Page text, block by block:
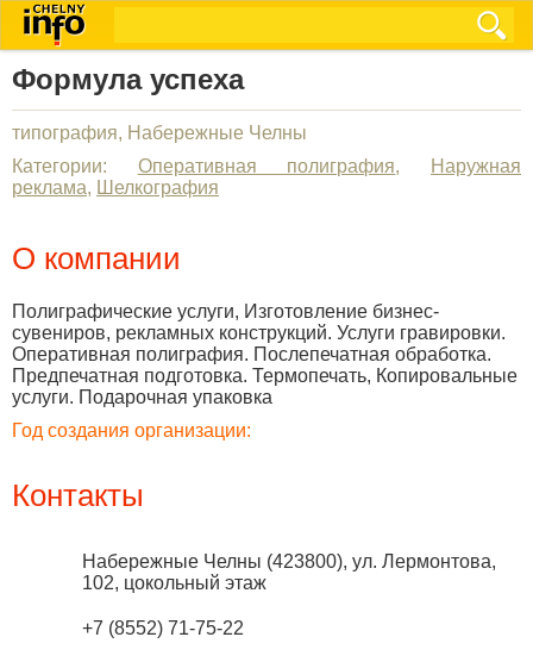
Формула успеха
типография, Набережные Челны
Категории: Оперативная полиграфия,
Наружная
реклама, Шелкография
О компании
Полиграфические услуги, Изготовление бизнес-
сувениров, рекламных конструкций. Услуги гравировки.
Оперативная полиграфия. Послепечатная обработка.
Предпечатная подготовка. Термопечать, Копировальные
услуги. Подарочная упаковка
Год создания организации:
Контакты
Набережные Челны (423800), ул. Лермонтова,
102, цокольный этаж
+7 (8552) 71-75-22